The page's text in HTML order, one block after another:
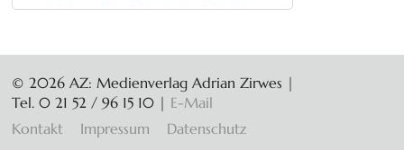
© 2026 AZ: Medienverlag Adrian Zirwes |
Tel. 0 21 52 / 96 15 10 | E-Mail
Navigation
Kontakt Impressum Datenschutz